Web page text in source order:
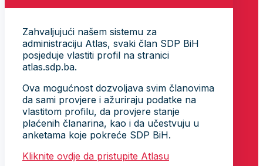
Zahvaljujući našem sistemu za
administraciju Atlas, svaki član SDP BiH
posjeduje vlastiti profil na stranici
atlas.sdp.ba.
Ova mogućnost dozvoljava svim članovima
da sami provjere i ažuriraju podatke na
vlastitom profilu, da provjere stanje
plaćenih članarina, kao i da učestvuju u
anketama koje pokreće SDP BiH.
Kliknite ovdje da pristupite Atlasu